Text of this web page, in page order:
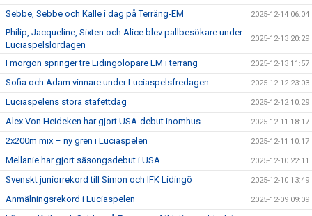
Sebbe, Sebbe och Kalle i dag på Terräng-EM 2025-12-14 06:04
Philip, Jacqueline, Sixten och Alice blev pallbesökare under
Luciaspelslördagen
2025-12-13 20:29
I morgon springer tre Lidingölöpare EM i terräng 2025-12-13 11:57
Sofia och Adam vinnare under Luciaspelsfredagen 2025-12-12 23:03
Luciaspelens stora stafettdag 2025-12-12 10:29
Alex Von Heideken har gjort USA-debut inomhus 2025-12-11 18:17
2x200m mix – ny gren i Luciaspelen 2025-12-11 10:17
Mellanie har gjort säsongsdebut i USA 2025-12-10 22:11
Svenskt juniorrekord till Simon och IFK Lidingö 2025-12-10 13:49
Anmälningsrekord i Luciaspelen 2025-12-09 09:09